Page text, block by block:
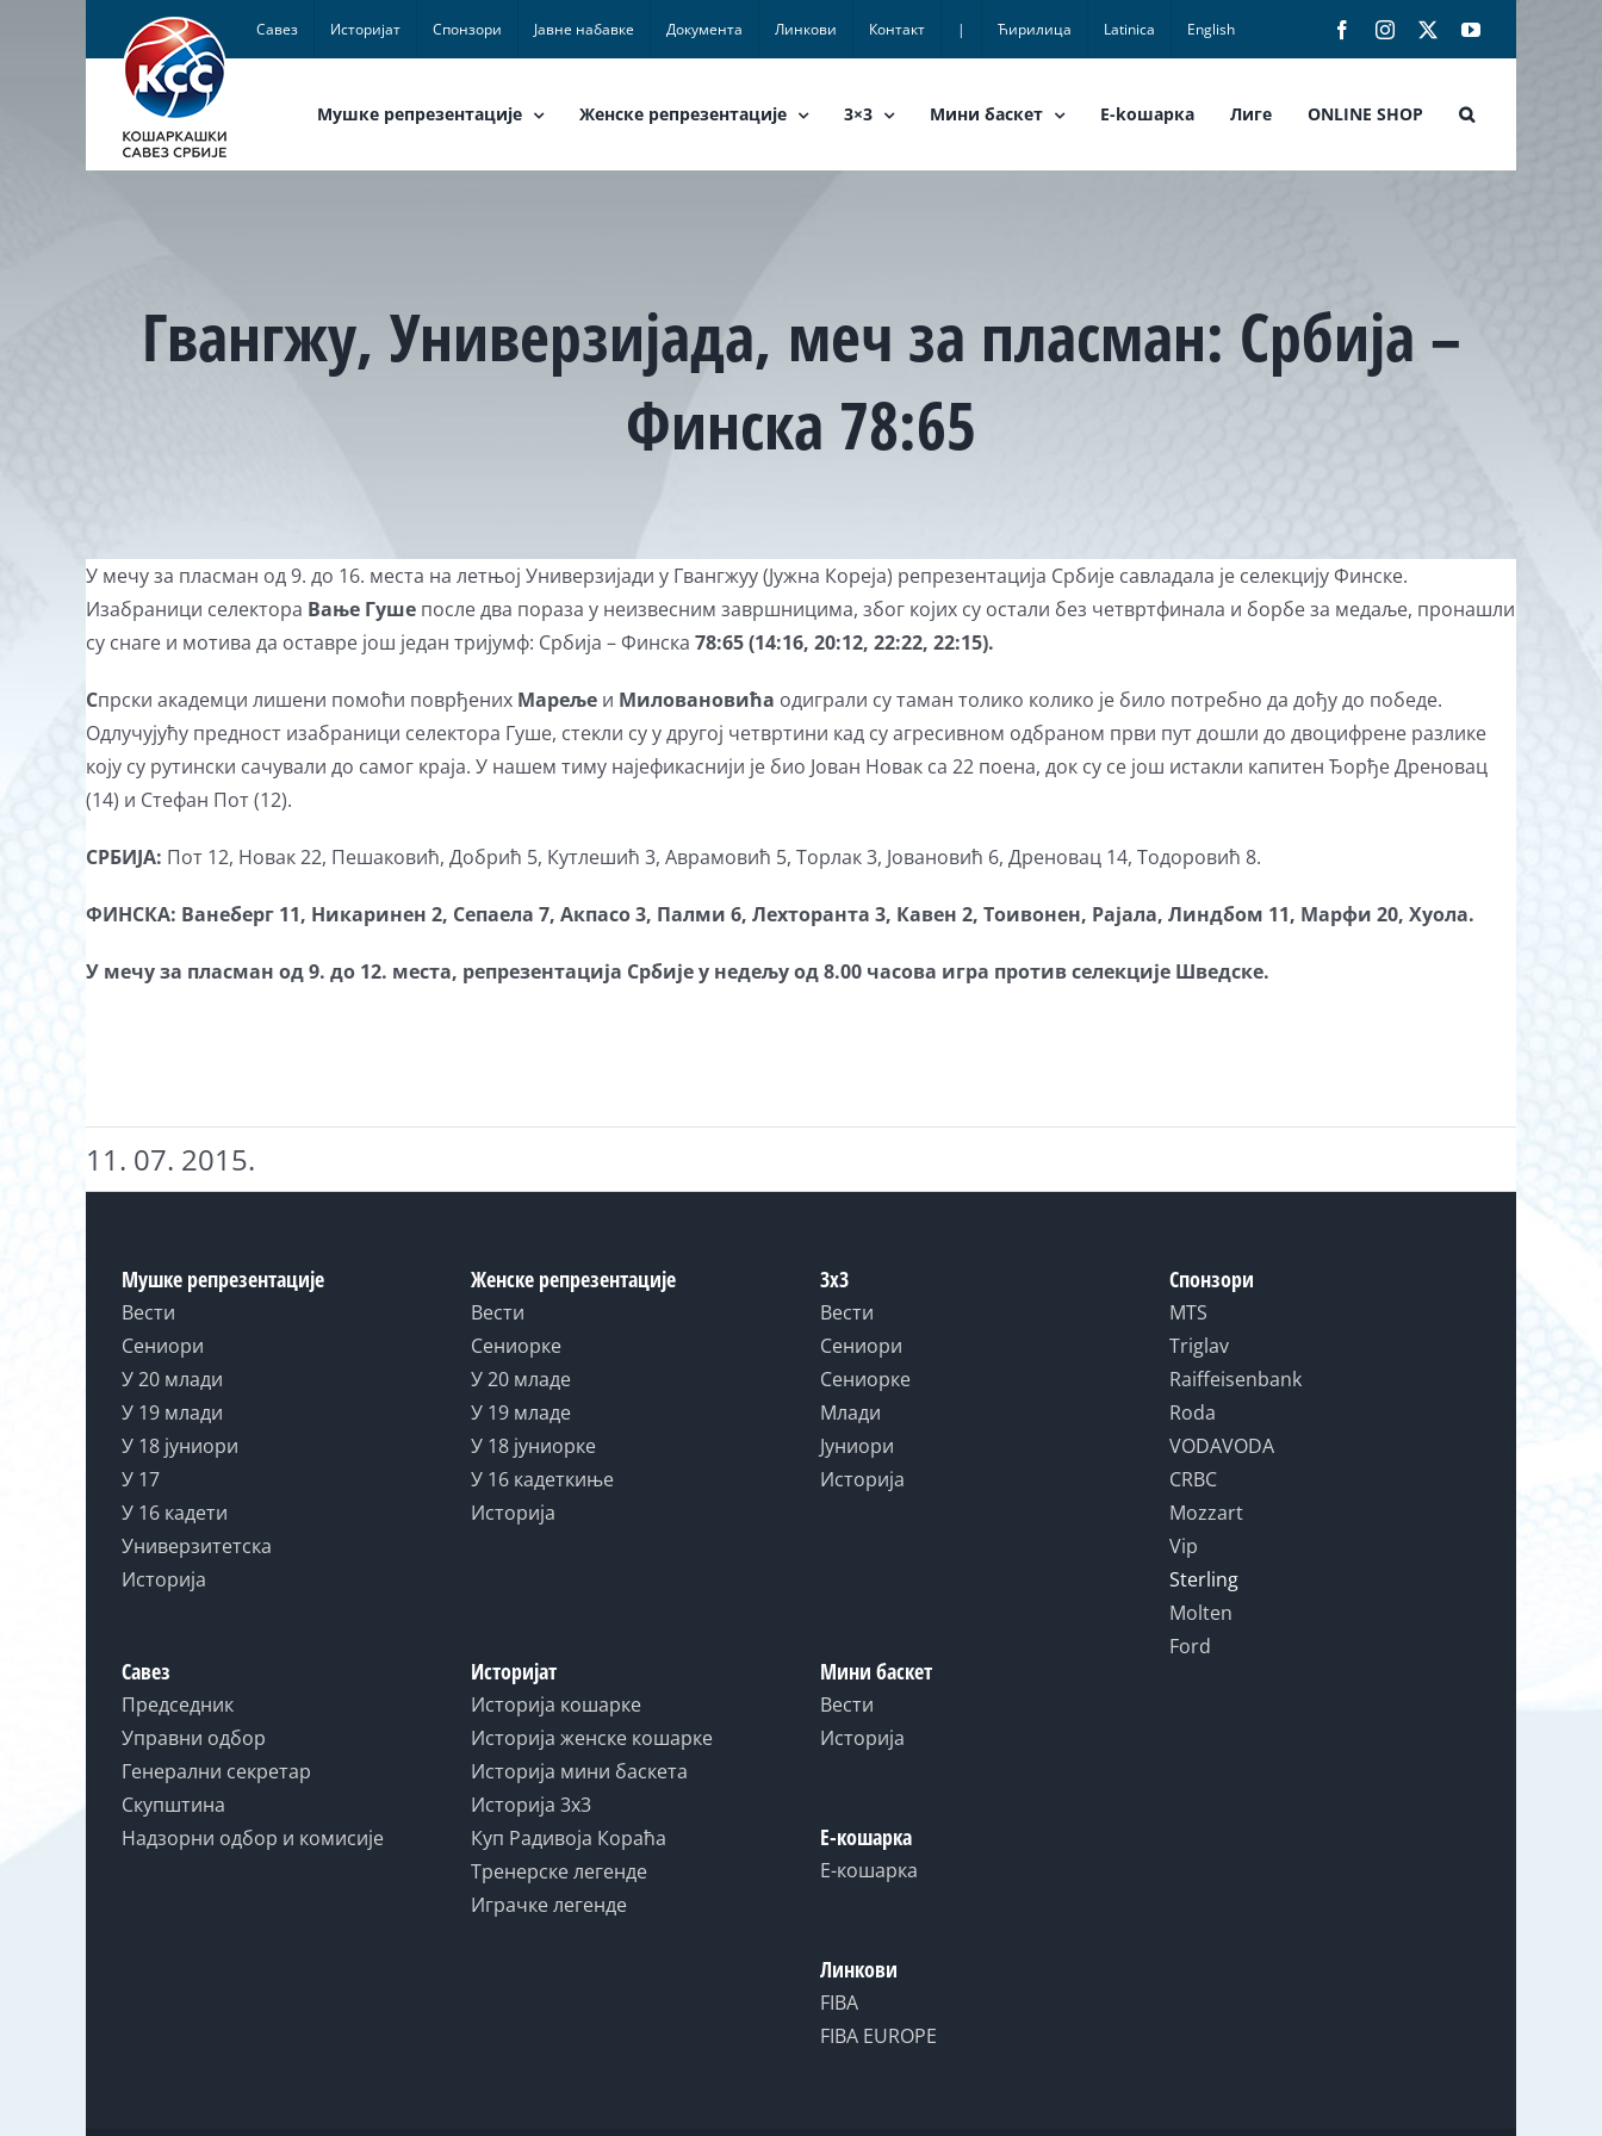
Савез Историјат Спонзори Јавне набавке Документа Линкови Контакт | Ћирилица Latinica English FacebookInstagram YouTube
Мушке репрезентације Женске репрезентације 3×3 Мини баскет E-koшарка Лиге ONLINE SHOP
Гвангжу, Универзијада, меч за пласман: Србија –
Финска 78:65
У мечу за пласман од 9. до 16. места на летњој Универзијади у Гвангжуу (Јужна Кореја) репрезентација Србије савладала је селекцију Финске.
Изабраници селектора Вање Гуше после два пораза у неизвесним завршницима, због којих су остали без четвртфинала и борбе за медаље, пронашли
су снаге и мотива да оставре још један тријумф: Србија – Финска 78:65(14:16, 20:12, 22:22, 22:15).
Спрски академци лишени помоћи поврђених Мареље и Миловановића одиграли су таман толико колико је било потребно да дођу до победе.
Одлучујућу предност изабраници селектора Гуше, стекли су у другој четвртини кад су агресивном одбраном први пут дошли до двоцифрене разлике
коју су рутински сачували до самог краја. У нашем тиму најефикаснији је био Јован Новак са 22 поена, док су се још истакли капитен Ђорђе Дреновац
(14) и Стефан Пот (12).
СРБИЈА: Пот 12, Новак 22, Пешаковић, Добрић 5, Кутлешић 3, Аврамовић 5, Торлак 3, Јовановић 6, Дреновац 14, Тодоровић 8.
ФИНСКА: Ванеберг 11, Никаринен 2, Сепаела 7, Акпасо 3, Палми 6, Лехторанта 3, Кавен 2, Тоивонен, Рајала, Линдбом 11, Марфи 20, Хуола.
У мечу за пласман од 9. до 12. места, репрезентација Србије у недељу од 8.00 часова игра против селекције Шведске.
11. 07. 2015.
Мушке репрезентације
Вести
Сениори
У 20 млади
У 19 млади
У 18 јуниори
У 17
У 16 кадети
Универзитетска
Историја
Савез
Председник
Управни одбор
Генерални секретар
Скупштина
Надзорни одбор и комисије
Женске репрезентације
Вести
Сениорке
У 20 младе
У 19 младе
У 18 јуниорке
У 16 кадеткиње
Историја
Историјат
Историја кошарке
Историја женске кошарке
Историја мини баскета
Историја 3x3
Куп Радивоја Кораћа
Тренерске легенде
Играчке легенде
3x3
Вести
Сениори
Сениорке
Млади
Јуниори
Историја
Мини баскет
Вести
Историја
Е-кошарка
Е-кошарка
Линкови
FIBA
FIBA EUROPE
Спонзори
MTS
Triglav
Raiffeisenbank
Roda
VODAVODA
CRBC
Mozzart
Vip
Sterling
Molten
Ford